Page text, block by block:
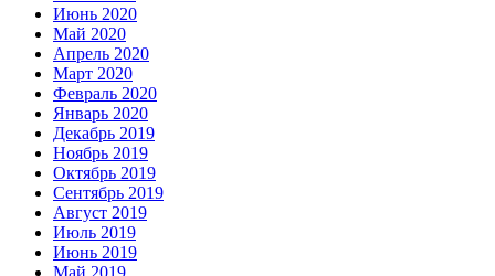
Июнь 2020
Май 2020
Апрель 2020
Март 2020
Февраль 2020
Январь 2020
Декабрь 2019
Ноябрь 2019
Октябрь 2019
Сентябрь 2019
Август 2019
Июль 2019
Июнь 2019